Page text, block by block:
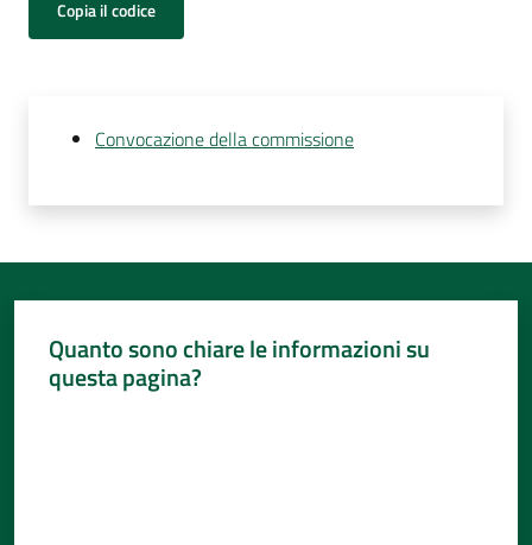
Copia il codice
Convocazione della commissione
Quanto sono chiare le informazioni su
questa pagina?